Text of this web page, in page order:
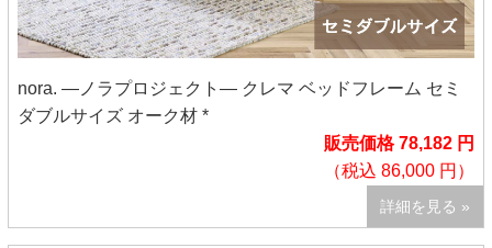
nora. ―ノラプロジェクト― クレマ ベッドフレーム セミ
ダブルサイズ オーク材 *
販売価格 78,182 円
（税込 86,000 円）
詳細を見る »